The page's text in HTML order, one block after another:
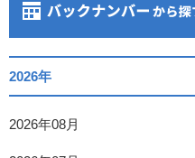
2026年
2026年08月